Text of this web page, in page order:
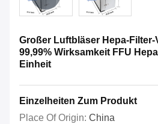
Großer Luftbläser Hepa-
99,99% Wirksamkeit FFU
Einheit
Einzelheiten Zum Produkt
Place Of Origin: China